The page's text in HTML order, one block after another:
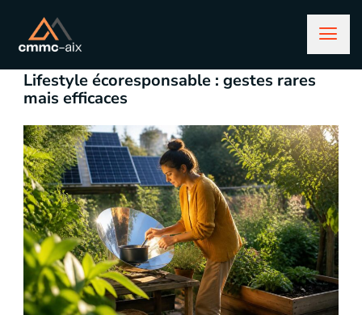
mai 21, 2026
Lifestyle écoresponsable : gestes rares
mais efficaces